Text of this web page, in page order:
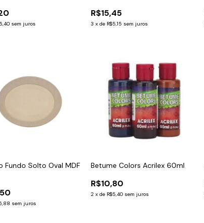
sem juros
R$15,45
3 xde R$5,15 sem juros
Fundo Solto Oval MDF
sem juros
Betume Colors Acrilex 60ml
R$10,80
2 xde R$5,40 sem juros